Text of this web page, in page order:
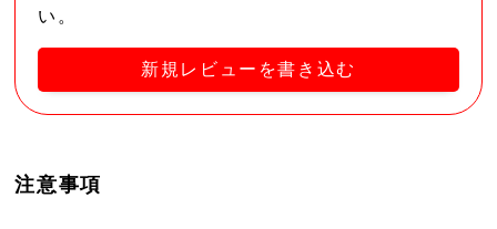
い。
新規レビューを書き込む
注意事項